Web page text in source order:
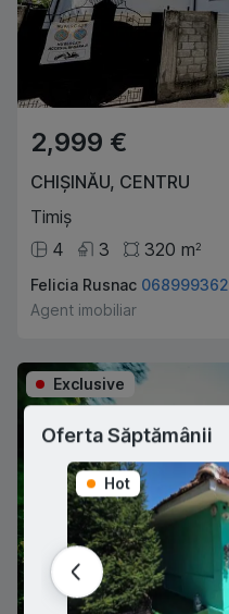
2,999 €
CHIȘINĂU, CENTRU
Timiș
4
3 320 m2
Felicia Rusnac 068999362
Agent imobiliar
Exclusive
Oferta Săptămânii
Hot